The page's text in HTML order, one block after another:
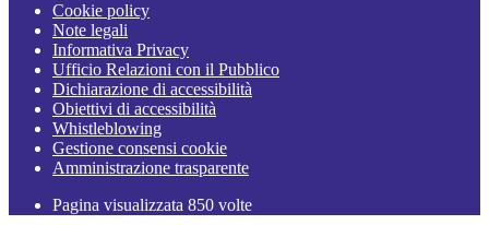
Cookie policy
Note legali
Informativa Privacy
Ufficio Relazioni con il Pubblico
Dichiarazione di accessibilità
Obiettivi di accessibilità
Whistleblowing
Gestione consensi cookie
Amministrazione trasparente
Pagina visualizzata 850 volte